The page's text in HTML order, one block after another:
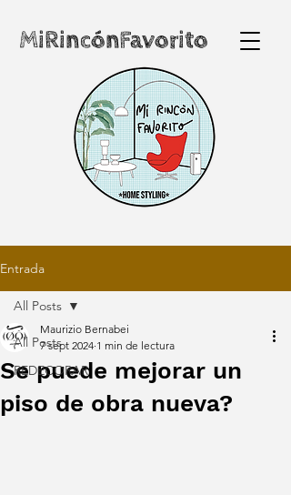
MiRincónFavorito
Entrada
All Posts
REDECORAR
All Posts
Se puede mejorar un
piso de obra nueva?
Maurizio Bernabei
7 sept 2024 1 min de lectura